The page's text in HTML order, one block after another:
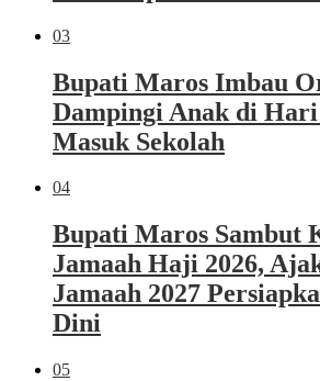
03
Bupati Maros Imbau
Dampingi Anak di
Masuk Sekolah
04
Bupati Maros Sambut
Jamaah Haji 2026,
Jamaah 2027
Dini
05